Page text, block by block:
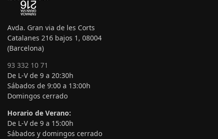
Avda. Gran via de les Corts
Catalanes 216 bajos 1, 08004
(Barcelona)
93 332 10 71
De L-V de 9 a 20:30h
Sábados de 9:00 a 13:00h
Domingos cerrado
Horario de Verano:
De L-V de 9 a 15:00h
Sábados y domingos cerrado